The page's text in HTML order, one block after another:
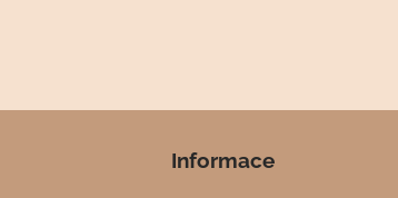
Informace